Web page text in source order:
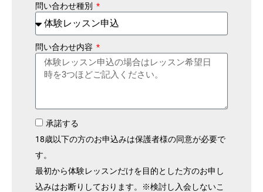
問い合わせ種別
問い合わせ内容
承諾する
18歳以下の方のお申込みは保護者様の同意が必要で
す。
最初から体験レッスンだけを目的とした方のお申し
込みはお断りしております。※検討し入会しないこ